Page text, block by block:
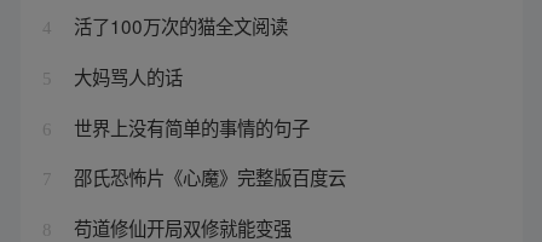
4 活了100万次的猫全文阅读
5 大妈骂人的话
6 世界上没有简单的事情的句子
7 邵氏恐怖片《心魔》完整版百度云
8 苟道修仙开局双修就能变强